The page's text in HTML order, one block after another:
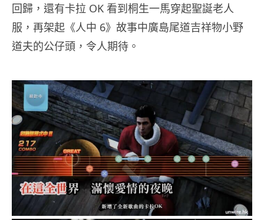
回歸，還有卡拉 OK 看到桐生一馬穿起聖誕老人
服，再架起《人中 6》故事中廣島尾道吉祥物小野
道夫的公仔頭，令人期待。